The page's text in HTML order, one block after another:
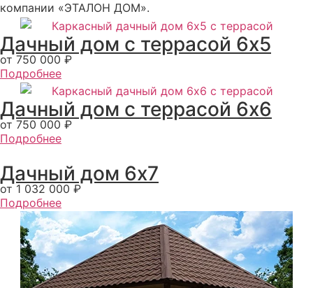
компании «ЭТАЛОН ДОМ».
Дачный дом с террасой 6х5
от 750 000 ₽
Подробнее
Дачный дом с террасой 6х6
от 750 000 ₽
Подробнее
Дачный дом 6x7
от 1 032 000 ₽
Подробнее